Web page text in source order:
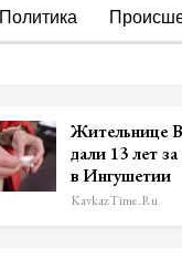
Политика
Жительнице
дали 13 лет
в Ингушетии
KavkazTime.ru